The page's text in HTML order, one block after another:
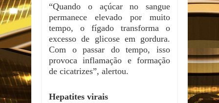
“Quando o açúcar no sangue
permanece elevado por muito
tempo, o fígado transforma o
excesso de glicose em gordura.
Com o passar do tempo, isso
provoca inflamação e formação
de cicatrizes”, alertou.
Hepatites virais